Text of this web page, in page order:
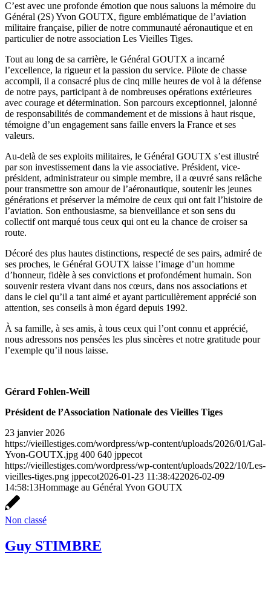
C’est avec une profonde émotion que nous saluons la mémoire du
Général (2S) Yvon GOUTX, figure emblématique de l’aviation
militaire française, pilier de notre communauté aéronautique et en
particulier de notre association Les Vieilles Tiges.
Tout au long de sa carrière, le Général GOUTX a incarné
l’excellence, la rigueur et la passion du service. Pilote de chasse
accompli, il a consacré plus de cinq mille heures de vol à la défense
de notre pays, participant à de nombreuses opérations extérieures
avec courage et détermination. Son parcours exceptionnel, jalonné
de responsabilités de commandement et de missions à haut risque,
témoigne d’un engagement sans faille envers la France et ses
valeurs.
Au-delà de ses exploits militaires, le Général GOUTX s’est illustré
par son investissement dans la vie associative. Président, vice-
président, administrateur ou simple membre, il a œuvré sans relâche
pour transmettre son amour de l’aéronautique, soutenir les jeunes
générations et préserver la mémoire de ceux qui ont fait l’histoire de
l’aviation. Son enthousiasme, sa bienveillance et son sens du
collectif ont marqué tous ceux qui ont eu la chance de croiser sa
route.
Décoré des plus hautes distinctions, respecté de ses pairs, admiré de
ses proches, le Général GOUTX laisse l’image d’un homme
d’honneur, fidèle à ses convictions et profondément humain. Son
souvenir restera vivant dans nos cœurs, dans nos associations et
dans le ciel qu’il a tant aimé et ayant particulièrement apprécié son
attention, ses conseils à mon égard depuis 1992.
À sa famille, à ses amis, à tous ceux qui l’ont connu et apprécié,
nous adressons nos pensées les plus sincères et notre gratitude pour
l’exemple qu’il nous laisse.
Gérard Fohlen-Weill
Président de l’Association Nationale des Vieilles Tiges
23 janvier 2026
https://vieillestiges.com/wordpress/wp-content/uploads/2026/01/Gal-
Yvon-GOUTX.jpg 400 640 jppecot
https://vieillestiges.com/wordpress/wp-content/uploads/2022/10/Les-
vieilles-tiges.png jppecot2026-01-23 11:38:422026-02-09
14:58:13Hommage au Général Yvon GOUTX
Non classé
Guy STIMBRE